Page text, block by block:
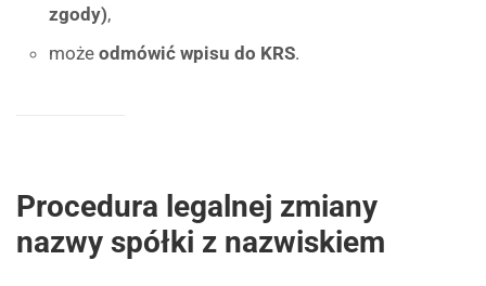
zgody),
może odmówić wpisu do KRS.
Procedura legalnej zmiany
nazwy spółki z nazwiskiem